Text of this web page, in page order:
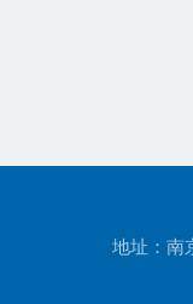
地址：南